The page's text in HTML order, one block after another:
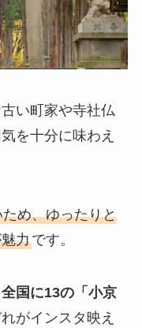
い町家や寺社仏
を十分に味わえ
め、ゆったりと
力です。
全国に13の「小京
がインスタ映え